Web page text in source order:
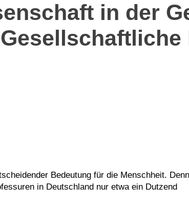
in der
Bedeutung für die Menschheit.
in Deutschland nur etwa ein Dutzend